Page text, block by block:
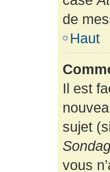
de
Haut
Il est
sujet
vous